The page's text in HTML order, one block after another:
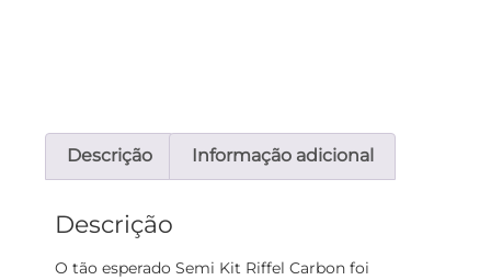
Descrição Informação adicional
Descrição
O tão esperado Semi Kit Riffel Carbon foi